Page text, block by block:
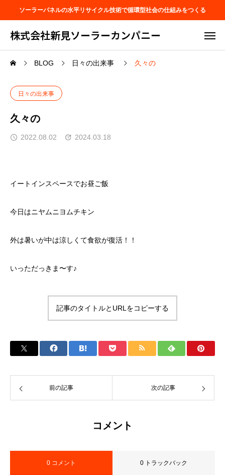
ソーラーパネルの水平リサイクル技術で循環型社会の仕組みをつくる
株式会社新見ソーラーカンパニー
BLOG 日々の出来事 久々の
日々の出来事
久々の
2022.08.02 2024.03.18
イートインスペースでお昼ご飯
今日はニヤムニヨムチキン
外は暑いが中は涼しくて食欲が復活！！
いっただっきま〜す♪
記事のタイトルとURLをコピーする
前の記事 次の記事
コメント
0 コメント 0 トラックバック